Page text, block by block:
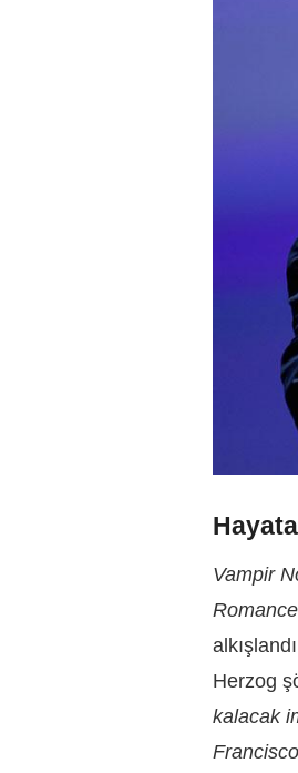
Vampir
Herzog
kalacak